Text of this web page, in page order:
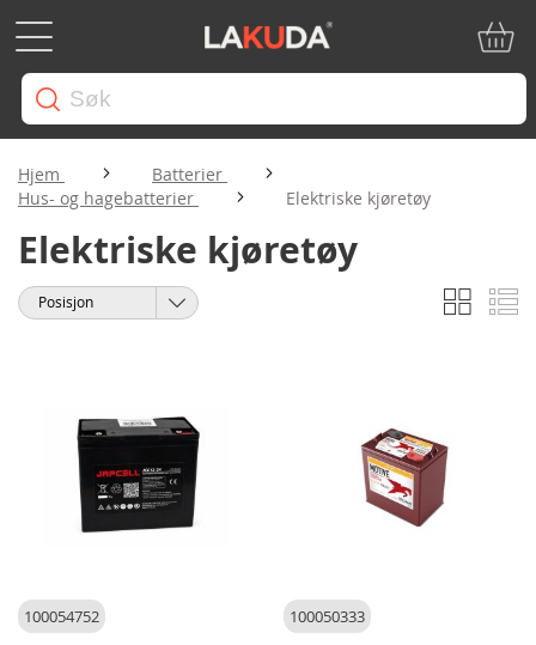
Hjem
Batterier
Hus- og hagebatterier
Elektriske kjøretøy
Elektriske kjøretøy
Vise
som
Sorter
100054752 100050333